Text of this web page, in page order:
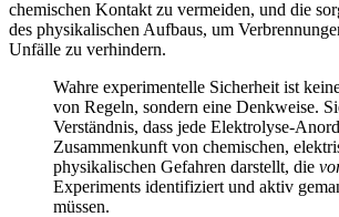
chemischen Kontakt zu vermeiden, und die
des physikalischen Aufbaus, um
Unfälle zu verhindern.
Wahre experimentelle Sicherheit ist
von Regeln, sondern eine Denkweise.
Verständnis, dass jede Elektrolyse-
Zusammenkunft von chemischen,
physikalischen Gefahren darstellt, die
Experiments identifiziert und aktiv
müssen.